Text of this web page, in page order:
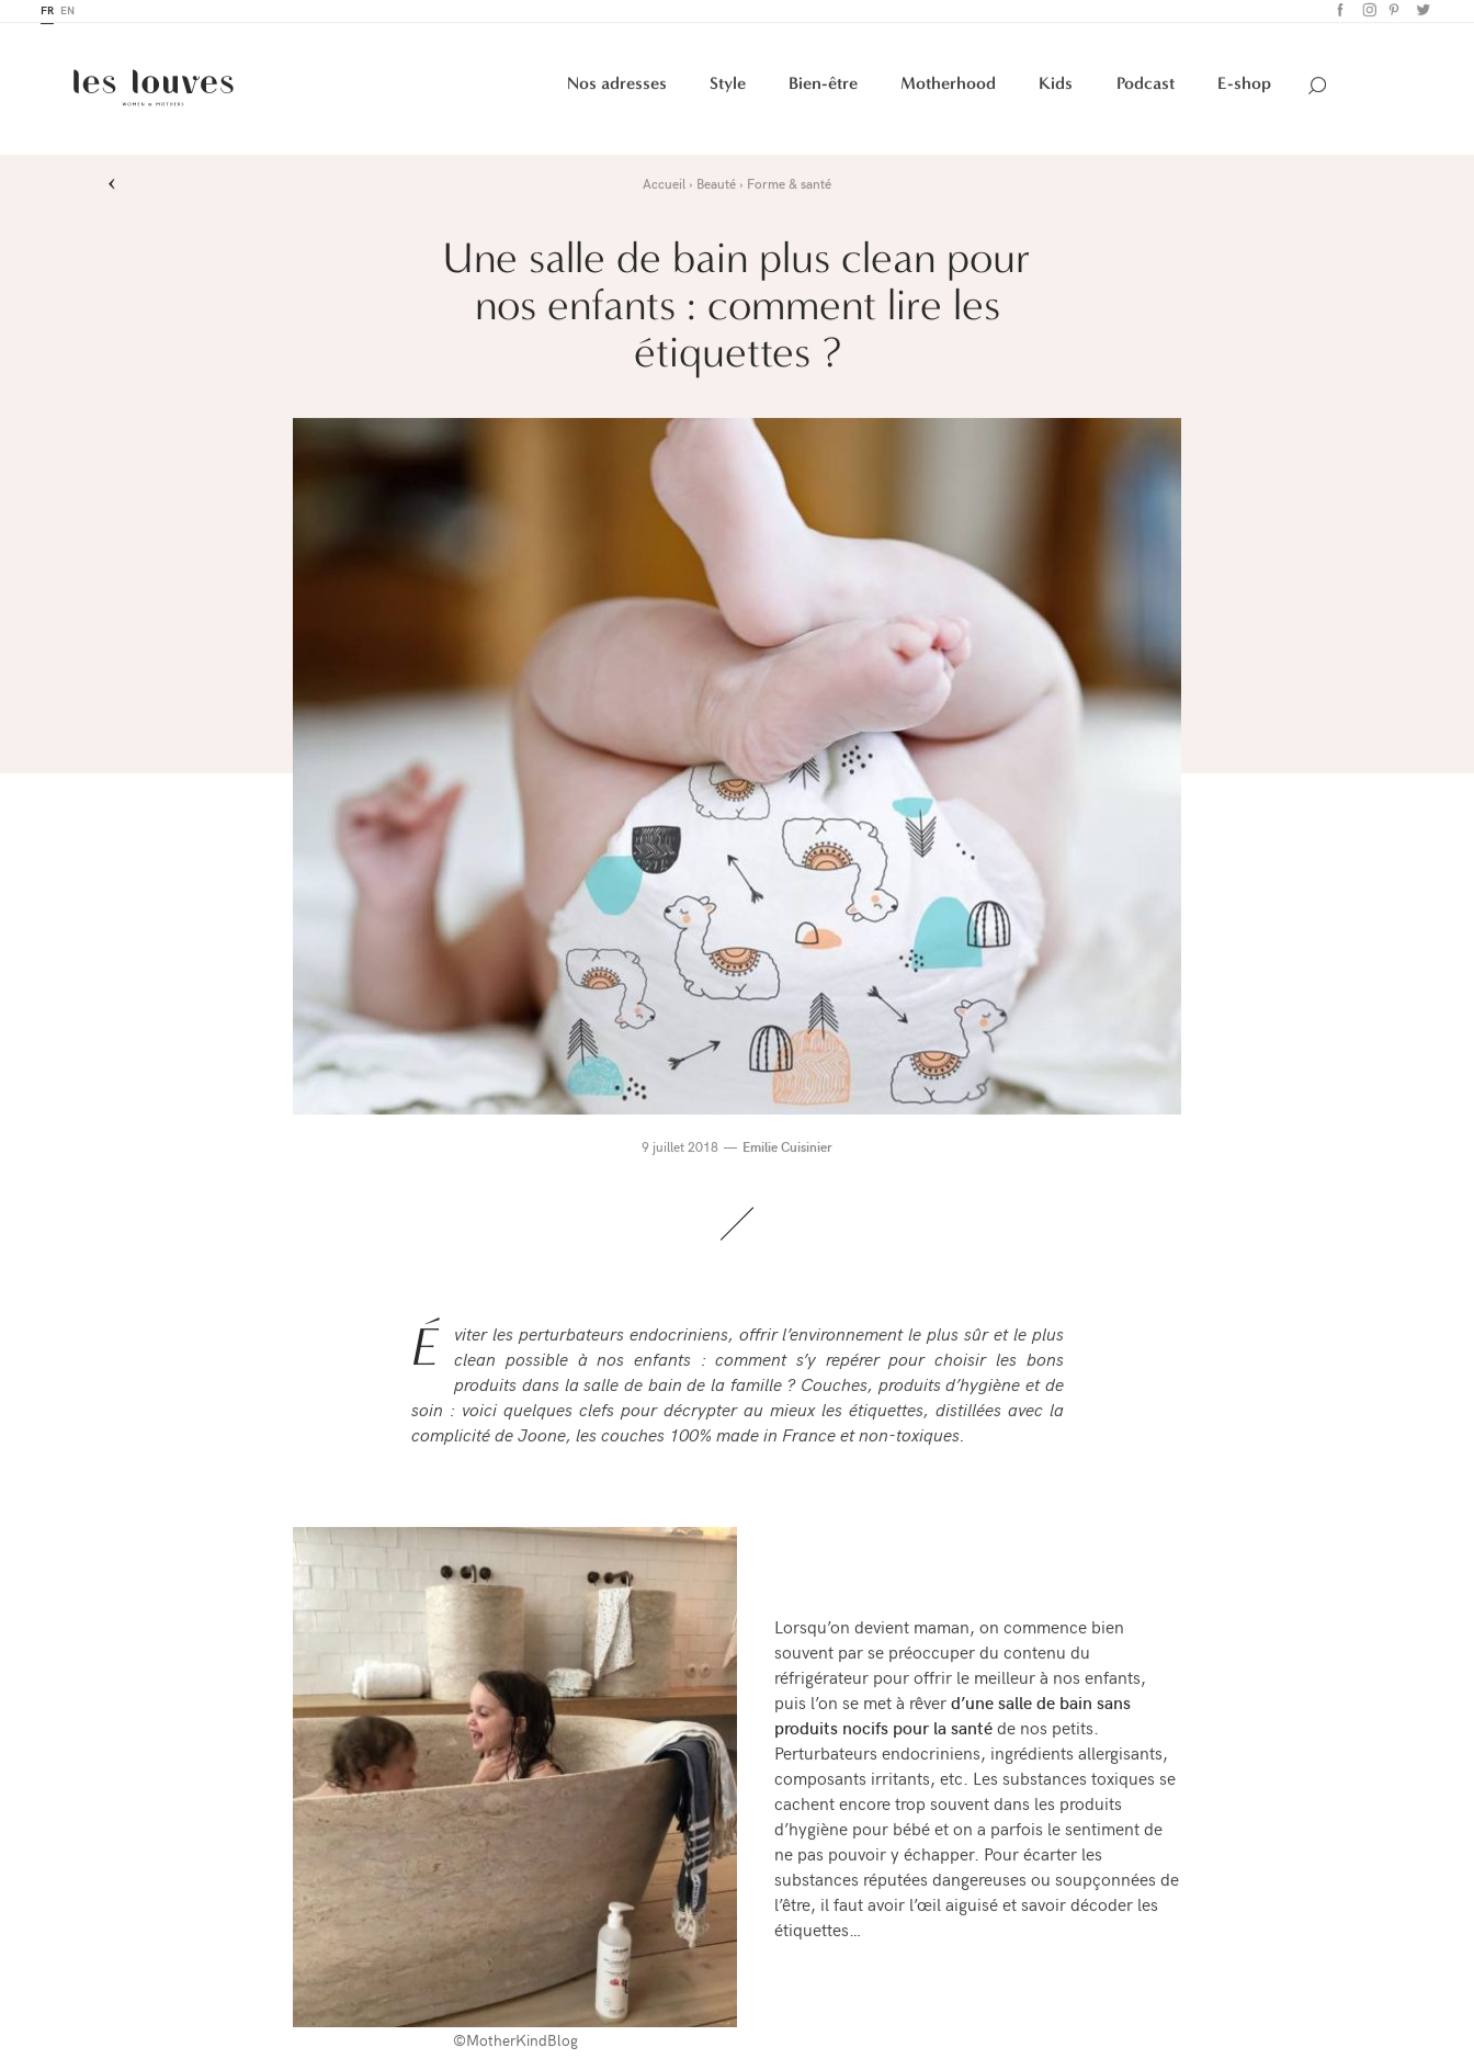
FR EN
Nos adresses Style Bien-être Motherhood Kids Podcast E-shop
› Accueil Beauté Forme & santé
Une salle de bain plus clean pour
nos enfants : comment lire les
étiquettes ?
9 juillet 2018 Emilie Cuisinier
É
viter les perturbateurs endocriniens, offrir l’environnement le plus sûr et le plus
clean possible à nos enfants : comment s’y repérer pour choisir les bons
produits dans la salle de bain de la famille ? Couches, produits d’hygiène et de
soin : voici quelques clefs pour décrypter au mieux les étiquettes, distillées avec la
complicité de Joone, les couches 100% made in France et non-toxiques.
©MotherKindBlog
Lorsqu’on devient maman, on commence bien
souvent par se préoccuper du contenu du
réfrigérateur pour offrir le meilleur à nos enfants,
puis l’on se met à rêverd’une salle de bain sans
produits nocifs pour la santéde nos petits.
Perturbateurs endocriniens, ingrédients allergisants,
composants irritants, etc. Les substances toxiques se
cachent encore trop souvent dans les produits
d’hygiène pour bébé et on a parfois le sentiment de
ne pas pouvoir y échapper. Pour écarter les
substances réputées dangereuses ou soupçonnées de
l’être, il faut avoir l’œil aiguisé et savoir décoder les
étiquettes…